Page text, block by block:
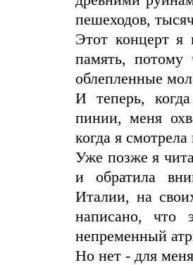
пешеходов,
Этот концерт
память, потому
облепленные
И теперь,
пинии, меня
когда я
Уже позже я
и обратила
Италии, на
написано, что
непременный
Но нет - для